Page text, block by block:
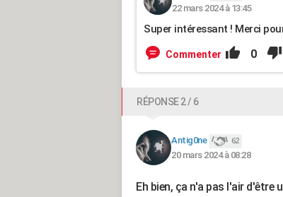
22 mars 2024 à 13:45
Super intéressant ! Merci
Commenter 0
RÉPONSE 2 / 6
Antig0ne 62
20 mars 2024 à 08:28
Eh bien, ça n'a pas l'air d'être